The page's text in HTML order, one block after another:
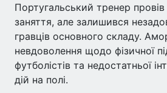
Португальський тренер
заняття, але залишився
гравців основного складу.
невдоволення щодо фізичної
футболістів та недостатньої
дій на полі.